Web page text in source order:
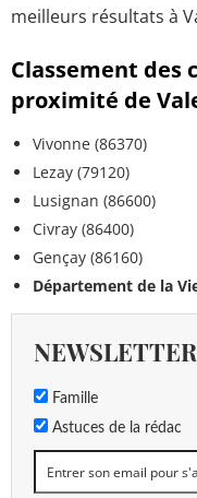
meilleurs résultats à
Classement des
proximité de
Vivonne (86370)
Lezay (79120)
Lusignan (86600)
Civray (86400)
Gençay (86160)
Département de la
Famille
Astuces de la rédac